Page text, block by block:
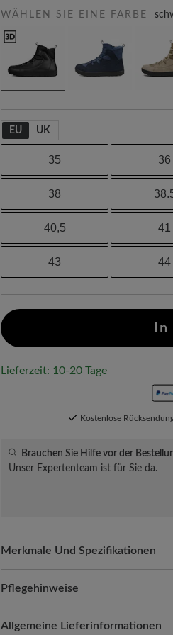
WÄHLEN SIE EINE FARBE
EU UK
35 36
38
40,5 41
43 44
Lieferzeit: 10-20 Tage
Kostenlose
Brauchen Sie Hilfe vor der
Unser Expertenteam ist für Sie da.
Merkmale Und Spezifikationen
Freeyourfeet!Die perfekte
Schuhe, handgefertigt hergestellt.
geschmeidige Eleganz des
Pflegehinweise
Allgemeine Lieferinformationen